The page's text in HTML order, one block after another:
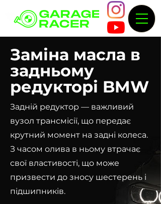
Заміна масла в
задньому
редукторі BMW
Задній редуктор — важливий
вузол трансмісії, що передає
крутний момент на задні колеса.
З часом олива в ньому втрачає
свої властивості, що може
призвести до зносу шестерень і
підшипників.